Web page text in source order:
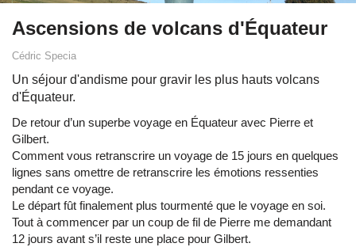
Ascensions de volcans d'Équateur
Cédric Specia
Un séjour d'andisme pour gravir les plus hauts volcans
d'Équateur.
De retour d’un superbe voyage en Équateur avec Pierre et
Gilbert.
Comment vous retranscrire un voyage de 15 jours en quelques
lignes sans omettre de retranscrire les émotions ressenties
pendant ce voyage.
Le départ fût finalement plus tourmenté que le voyage en soi.
Tout à commencer par un coup de fil de Pierre me demandant
12 jours avant s’il reste une place pour Gilbert.